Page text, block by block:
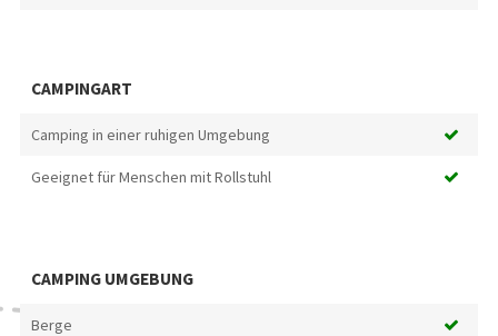
CAMPINGART
Camping in einer ruhigen Umgebung
Geeignet für Menschen mit Rollstuhl
CAMPING UMGEBUNG
Berge